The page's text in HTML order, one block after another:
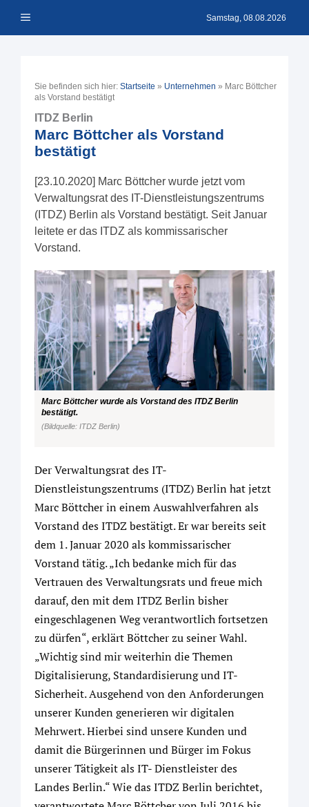
Inhalt Menü Samstag, 08.08.2026
Sie befinden sich hier: Startseite » Unternehmen » Marc Böttcher
als Vorstand bestätigt
ITDZ Berlin
Marc Böttcher als Vorstand
bestätigt
[23.10.2020] Marc Böttcher wurde jetzt vom
Verwaltungsrat des IT-Dienstleistungszentrums
(ITDZ) Berlin als Vorstand bestätigt. Seit Januar
leitete er das ITDZ als kommissarischer
Vorstand.
Marc Böttcher wurde als Vorstand des ITDZ Berlin
bestätigt.
(Bildquelle: ITDZ Berlin)
Der Verwaltungsrat des IT-
Dienstleistungszentrums (ITDZ) Berlin hat jetzt
Marc Böttcher in einem Auswahlverfahren als
Vorstand des ITDZ bestätigt. Er war bereits seit
dem 1. Januar 2020 als kommissarischer
Vorstand tätig. „Ich bedanke mich für das
Vertrauen des Verwaltungsrats und freue mich
darauf, den mit dem ITDZ Berlin bisher
eingeschlagenen Weg verantwortlich fortsetzen
zu dürfen“, erklärt Böttcher zu seiner Wahl.
„Wichtig sind mir weiterhin die Themen
Digitalisierung, Standardisierung und IT-
Sicherheit. Ausgehend von den Anforderungen
unserer Kunden generieren wir digitalen
Mehrwert. Hierbei sind unsere Kunden und
damit die Bürgerinnen und Bürger im Fokus
unserer Tätigkeit als IT- Dienstleister des
Landes Berlin.“ Wie das ITDZ Berlin berichtet,